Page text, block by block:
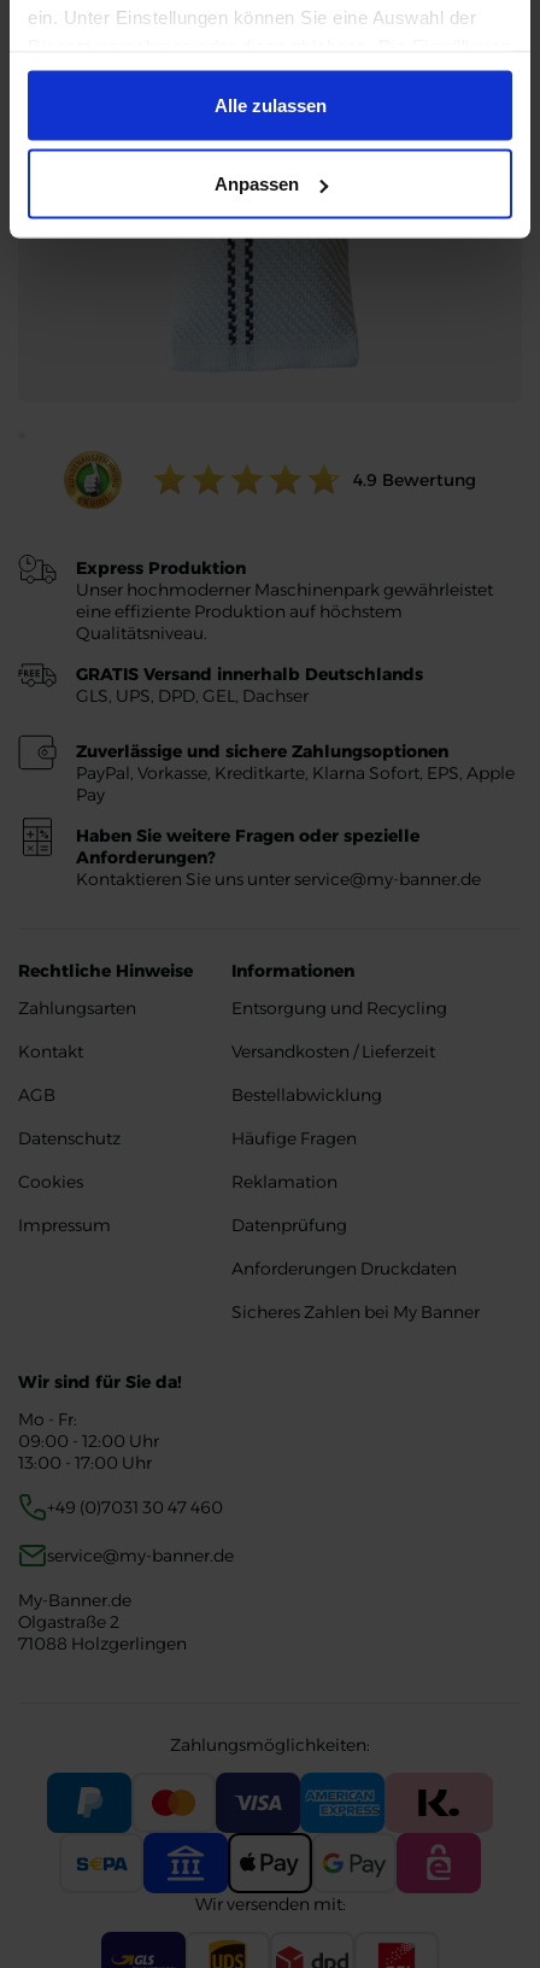
ein. Unter Einstellungen können Sie eine Auswahl der
können Sie jederzeit mit Wirkung für die Zukunft einzeln
widerrufen oder ändern.
Datenschutzhinweise
Alle zulassen
Anpassen
Ratings value:
4.9 Bewertung
Express Produktion
Unser hochmoderner Maschinenpark gewährleistet
eine effiziente Produktion auf höchstem
Qualitätsniveau.
GRATIS Versand innerhalb Deutschlands
GLS, UPS, DPD, GEL, Dachser
Zuverlässige und sichere Zahlungsoptionen
PayPal, Vorkasse, Kreditkarte, Klarna Sofort, EPS, Apple
Pay
Haben Sie weitere Fragen oder spezielle
Anforderungen?
Kontaktieren Sie uns unter service@my-banner.de
Rechtliche Hinweise
Zahlungsarten
Kontakt
AGB
Datenschutz
Cookies
Impressum
Informationen
Entsorgung und Recycling
Versandkosten / Lieferzeit
Bestellabwicklung
Häufige Fragen
Reklamation
Datenprüfung
Anforderungen Druckdaten
Sicheres Zahlen bei My Banner
Wir sind für Sie da!
Mo - Fr:
09:00 - 12:00 Uhr
13:00 - 17:00 Uhr
+49 (0)7031 30 47 460
service@my-banner.de
My-Banner.de
Olgastraße 2
71088 Holzgerlingen
Zahlungsmöglichkeiten:
Wir versenden mit: